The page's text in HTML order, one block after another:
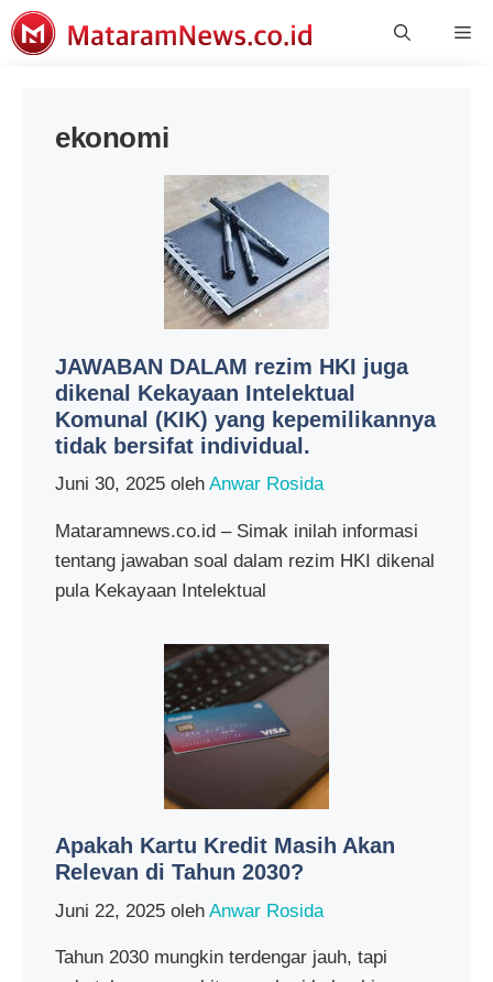
Langsung
ke
ekonomi
JAWABAN DALAM rezim HKI juga
dikenal Kekayaan Intelektual
Komunal (KIK) yang kepemilikannya
tidak bersifat individual.
Juni 30, 2025 oleh Anwar Rosida
Mataramnews.co.id – Simak inilah informasi
tentang jawaban soal dalam rezim HKI dikenal
pula Kekayaan Intelektual
Apakah Kartu Kredit Masih Akan
Relevan di Tahun 2030?
Juni 22, 2025 oleh Anwar Rosida
Tahun 2030 mungkin terdengar jauh, tapi